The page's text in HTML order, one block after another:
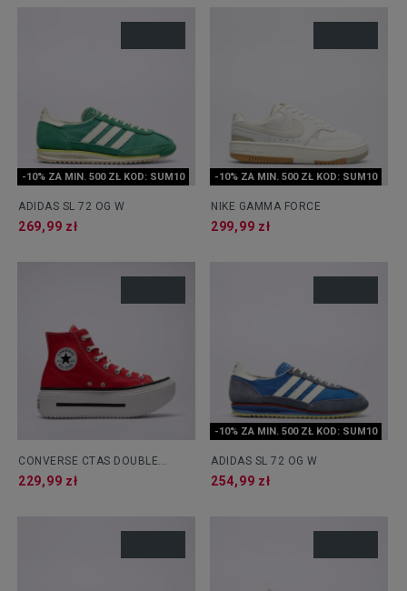
-10% ZA MIN. 500 ZŁ KOD: SUM10
ADIDAS SL 72 OG W
269,99 zł
-10% ZA MIN. 500 ZŁ KOD: SUM10
NIKE GAMMA FORCE
299,99 zł
CONVERSE CTAS DOUBLE
STACK
229,99 zł
-10% ZA MIN. 500 ZŁ KOD: SUM10
ADIDAS SL 72 OG W
254,99 zł